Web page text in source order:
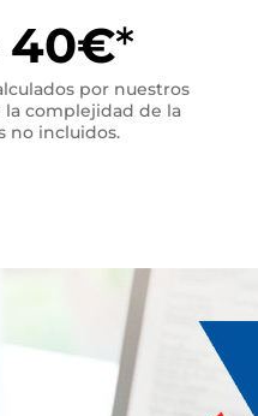
40€*
por nuestros
complejidad de la
no incluidos.